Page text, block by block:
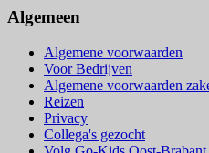
Algemeen
Algemene voorwaarden
Voor Bedrijven
Algemene voorwaarden
Reizen
Privacy
Collega's gezocht